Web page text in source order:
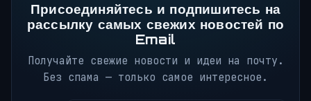
Присоединяйтесь и подпишитесь на
рассылку самых свежих новостей по
Email
Получайте свежие новости и идеи на почту.
Без спама — только самое интересное.